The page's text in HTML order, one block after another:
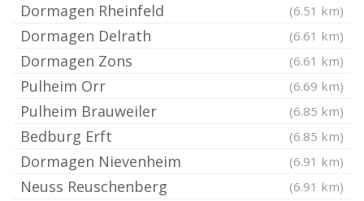
Dormagen Rheinfeld (6.51 km)
Dormagen Delrath (6.61 km)
Dormagen Zons (6.61 km)
Pulheim Orr (6.69 km)
Pulheim Brauweiler (6.85 km)
Bedburg Erft (6.85 km)
Dormagen Nievenheim (6.91 km)
Neuss Reuschenberg (6.91 km)